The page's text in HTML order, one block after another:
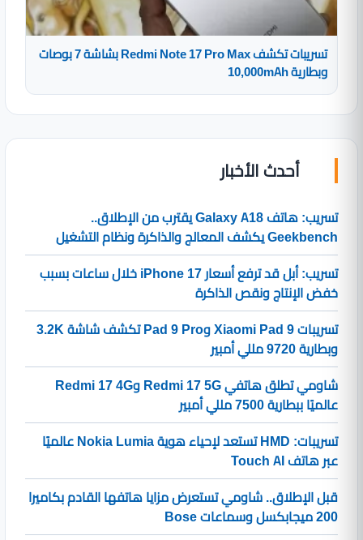
تسريبات تكشف Redmi Note 17 Pro Max بشاشة 7 بوصات
وبطارية 10,000mAh
أحدث الأخبار
تسريب: هاتف Galaxy A18 يقترب من الإطلاق..
Geekbench يكشف المعالج والذاكرة ونظام التشغيل
تسريب: أبل قد ترفع أسعار iPhone 17 خلال ساعات بسبب
خفض الإنتاج ونقص الذاكرة
تسريبات Xiaomi Pad 9 وPad 9 Pro تكشف شاشة 3.2K
وبطارية 9720 مللي أمبير
شاومي تطلق هاتفي Redmi 17 5G وRedmi 17 4G
عالميًا ببطارية 7500 مللي أمبير
تسريبات: HMD تستعد لإحياء هوية Nokia Lumia عالميًا
عبر هاتف Touch AI
قبل الإطلاق.. شاومي تستعرض مزايا هاتفها القادم بكاميرا
200 ميجابكسل وسماعات Bose